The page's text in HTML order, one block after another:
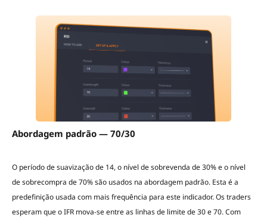
Abordagem padrão — 70/30
O período de suavização de 14, o nível de sobrevenda de 30% e o nível
de sobrecompra de 70% são usados na abordagem padrão. Esta é a
predefinição usada com mais frequência para este indicador. Os traders
esperam que o IFR mova-se entre as linhas de limite de 30 e 70. Com